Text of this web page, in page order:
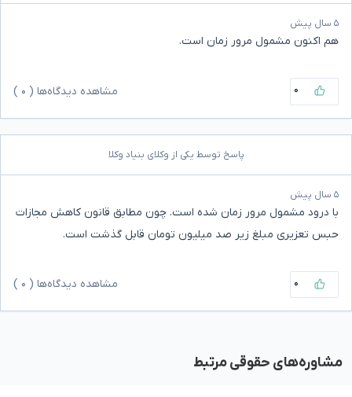
۵ سال پیش
هم اکنون مشمول مرور زمان است.
۰ مشاهده دیدگاه‌ها ( ۰
پاسخ توسط یکی از وکلای بنیاد وکلا
۵ سال پیش
با درود مشمول مرور زمان شده است. چون مطابق قانون کاهش مجازات
حبس تعزیری مبلغ زیر صد میلیون تومان قابل گذشت است.
۰ مشاهده دیدگاه‌ها ( ۰
مشاوره‌های حقوقی مرتبط